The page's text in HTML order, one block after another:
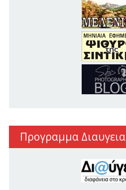
Προγραμμα Διαυγεια